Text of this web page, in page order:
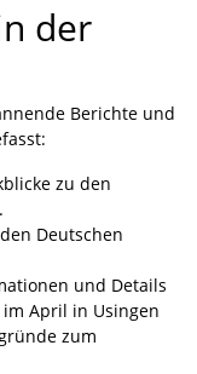
der
Berichte und
zu den
Deutschen
und Details
im April in Usingen
zum